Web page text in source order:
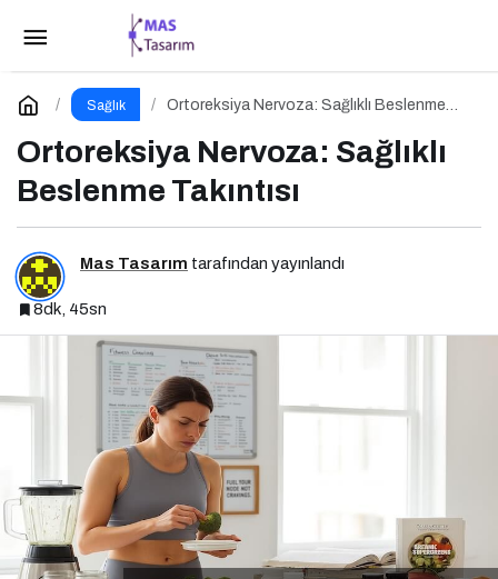
Sağlık
Ortoreksiya Nervoza: Sağlıklı Beslenme
Ortoreksiya Nervoza: Sağlıklı
Beslenme Takıntısı
Mas Tasarım tarafından yayınlandı
8dk, 45sn
Tıkanırcasına Yeme Bozukluğu: Doymayan
Duygular
Yorum Yap